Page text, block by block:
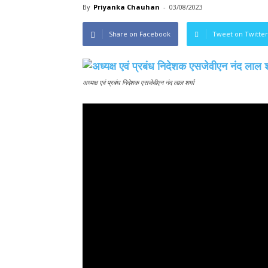
By Priyanka Chauhan - 03/08/2023
Share on Facebook Tweet on Twitter
अध्यक्ष एवं प्रबंध निदेशक एसजेवीएन नंद लाल शर्मा